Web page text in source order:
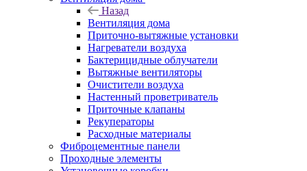
Назад
Вентиляция дома
Приточно-вытяжные установки
Нагреватели воздуха
Бактерицидные облучатели
Вытяжные вентиляторы
Очистители воздуха
Настенный проветриватель
Приточные клапаны
Рекуператоры
Расходные материалы
Фиброцементные панели
Проходные элементы